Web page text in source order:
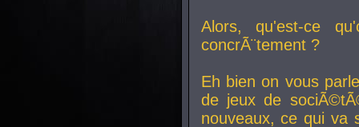
Alors, qu'est-ce
concrÃ¨tement ?
Eh bien on vous
de jeux de
nouveaux, ce qui va